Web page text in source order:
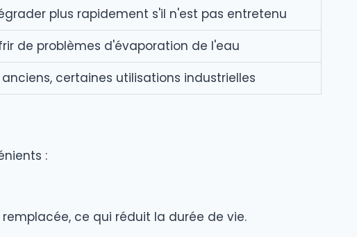
plus rapidement s'il n'est pas entretenu
de problèmes d'évaporation de l'eau
certaines utilisations industrielles
:
ce qui réduit la durée de vie.